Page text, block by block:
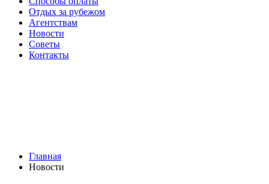
Отдых за рубежом
Агентствам
Новости
Советы
Контакты
Главная
Новости